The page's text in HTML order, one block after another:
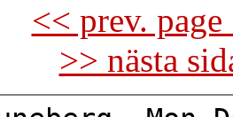
<< prev.
>> nästa